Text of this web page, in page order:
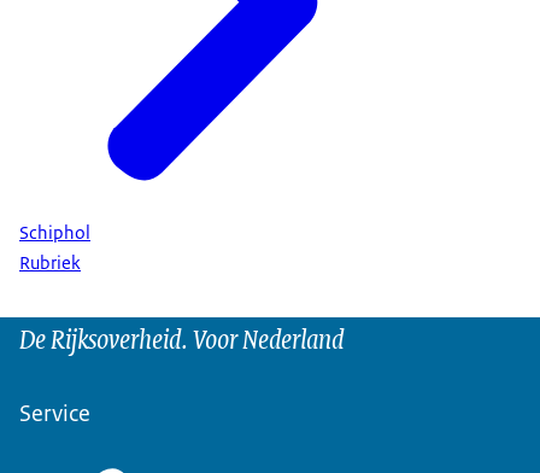
Schiphol
Rubriek
De Rijksoverheid. Voor Nederland
Service